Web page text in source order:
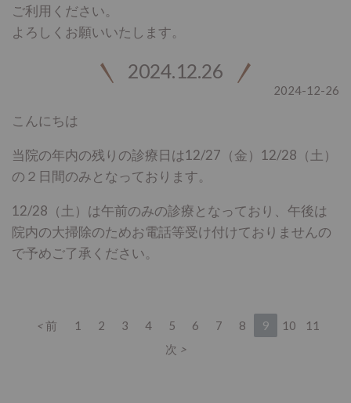
ご利用ください。
よろしくお願いいたします。
2024.12.26
2024-12-26
こんにちは
当院の年内の残りの診療日は12/27（金）12/28（土）
の２日間のみとなっております。
12/28（土）は午前のみの診療となっており、午後は
院内の大掃除のためお電話等受け付けておりませんの
で予めご了承ください。
前 1 2 3 4 5 6 7 8 9 10
11
次